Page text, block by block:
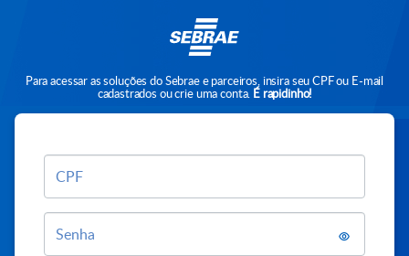
Para acessar as soluções do Sebrae e parceiros, insira seu CPF ou E-mail
cadastrados ou crie uma conta. É rapidinho!
CPF
Senha